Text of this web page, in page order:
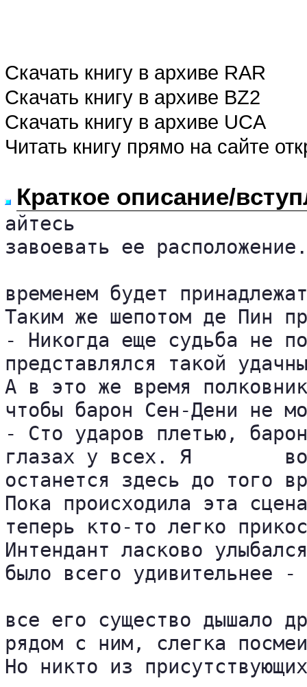
Скачать книгу в архиве RAR
Скачать книгу в архиве BZ2
Скачать книгу в архиве UCA
Читать книгу прямо на сайте
Краткое описание/
айтесь
завоевать ее
временем будет
Таким же шепотом де Пин
- Никогда еще судьба не
представлялся такой
А в это же время
чтобы барон Сен-Дени не
- Сто ударов плетью,
глазах у всех. Я	возлагаю на вас ответственность за то, что преступник
останется здесь до того
Пока происходила эта
теперь кто-то легко
Интендант ласково
было всего удивительнее
все его существо дышало
рядом с ним, слегка
Но никто из